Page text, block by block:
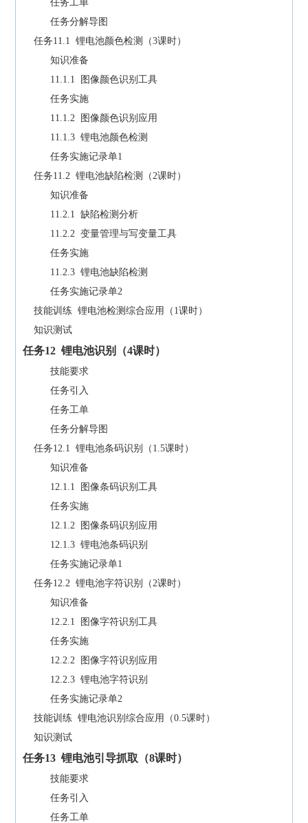
任务工单
任务分解导图
任务11.1 锂电池颜色检测（3课时）
知识准备
11.1.1 图像颜色识别工具
任务实施
11.1.2 图像颜色识别应用
11.1.3 锂电池颜色检测
任务实施记录单1
任务11.2 锂电池缺陷检测（2课时）
知识准备
11.2.1 缺陷检测分析
11.2.2 变量管理与写变量工具
任务实施
11.2.3 锂电池缺陷检测
任务实施记录单2
技能训练 锂电池检测综合应用（1课时）
知识测试
任务12 锂电池识别（4课时）
技能要求
任务引入
任务工单
任务分解导图
任务12.1 锂电池条码识别（1.5课时）
知识准备
12.1.1 图像条码识别工具
任务实施
12.1.2 图像条码识别应用
12.1.3 锂电池条码识别
任务实施记录单1
任务12.2 锂电池字符识别（2课时）
知识准备
12.2.1 图像字符识别工具
任务实施
12.2.2 图像字符识别应用
12.2.3 锂电池字符识别
任务实施记录单2
技能训练 锂电池识别综合应用（0.5课时）
知识测试
任务13 锂电池引导抓取（8课时）
技能要求
任务引入
任务工单